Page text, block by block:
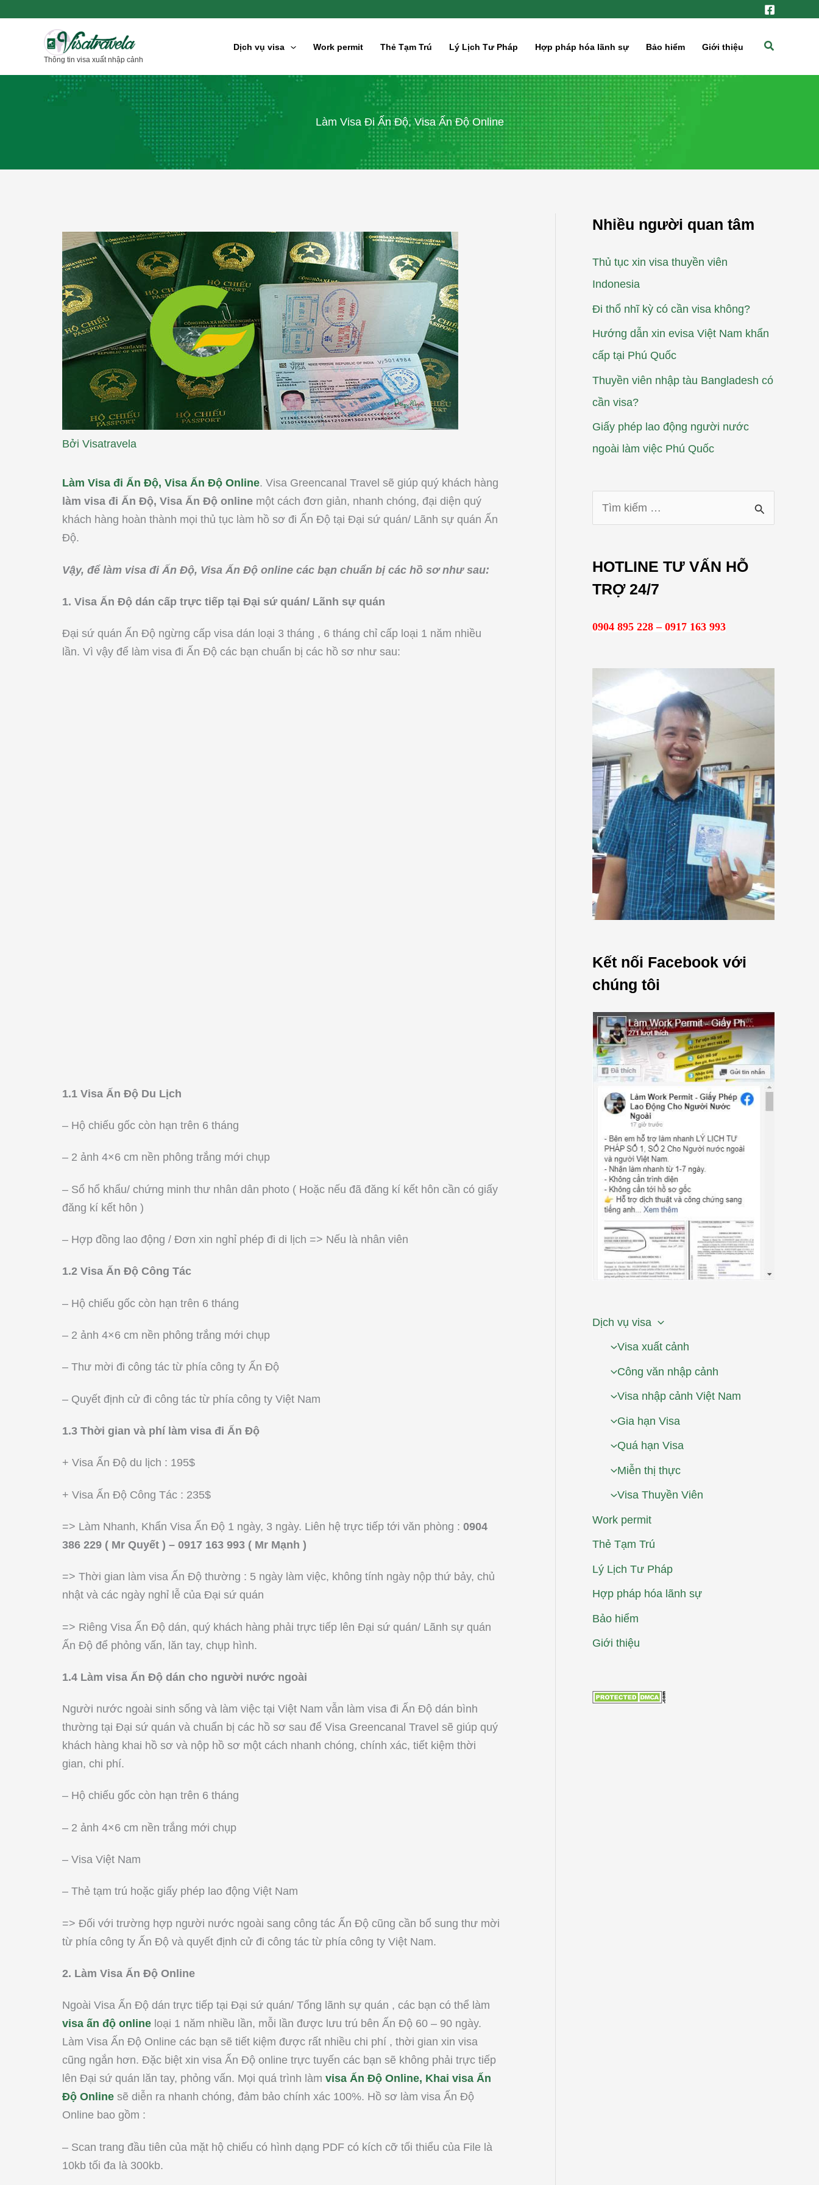
Thông tin visa xuất nhập cảnh
Dịch vụ visa Work permit Thẻ Tạm Trú Lý Lịch Tư Pháp Hợp pháp hóa lãnh sự Bảo hiểm Giới thiệu
Tìm
Làm Visa Đi Ấn Độ, Visa Ấn Độ Online
Bởi Visatravela
Làm Visa đi Ấn Độ, Visa Ấn Độ Online. Visa Greencanal Travel sẽ giúp quý khách hàng
làm visa đi Ấn Độ, Visa Ấn Độ online một cách đơn giản, nhanh chóng, đại diện quý
khách hàng hoàn thành mọi thủ tục làm hồ sơ đi Ấn Độ tại Đại sứ quán/ Lãnh sự quán Ấn
Độ.
Vậy, để làm visa đi Ấn Độ, Visa Ấn Độ online các bạn chuẩn bị các hồ sơ như sau:
1. Visa Ấn Độ dán cấp trực tiếp tại Đại sứ quán/ Lãnh sự quán
Đại sứ quán Ấn Độ ngừng cấp visa dán loại 3 tháng , 6 tháng chỉ cấp loại 1 năm nhiều
lần. Vì vậy để làm visa đi Ấn Độ các bạn chuẩn bị các hồ sơ như sau:
1.1 Visa Ấn Độ Du Lịch
– Hộ chiếu gốc còn hạn trên 6 tháng
– 2 ảnh 4×6 cm nền phông trắng mới chụp
– Sổ hổ khẩu/ chứng minh thư nhân dân photo ( Hoặc nếu đã đăng kí kết hôn cần có giấy
đăng kí kết hôn )
– Hợp đồng lao động / Đơn xin nghỉ phép đi di lịch => Nếu là nhân viên
1.2 Visa Ấn Độ Công Tác
– Hộ chiếu gốc còn hạn trên 6 tháng
– 2 ảnh 4×6 cm nền phông trắng mới chụp
– Thư mời đi công tác từ phía công ty Ấn Độ
– Quyết định cử đi công tác từ phía công ty Việt Nam
1.3 Thời gian và phí làm visa đi Ấn Độ
+ Visa Ấn Độ du lịch : 195$
+ Visa Ấn Độ Công Tác : 235$
=> Làm Nhanh, Khẩn Visa Ấn Độ 1 ngày, 3 ngày. Liên hệ trực tiếp tới văn phòng : 0904
386 229 ( Mr Quyết ) – 0917 163 993 ( Mr Mạnh )
=> Thời gian làm visa Ấn Độ thường : 5 ngày làm việc, không tính ngày nộp thứ bảy, chủ
nhật và các ngày nghỉ lễ của Đại sứ quán
=> Riêng Visa Ấn Độ dán, quý khách hàng phải trực tiếp lên Đại sứ quán/ Lãnh sự quán
Ấn Độ để phỏng vấn, lăn tay, chụp hình.
1.4 Làm visa Ấn Độ dán cho người nước ngoài
Người nước ngoài sinh sống và làm việc tại Việt Nam vẫn làm visa đi Ấn Độ dán bình
thường tại Đại sứ quán và chuẩn bị các hồ sơ sau để Visa Greencanal Travel sẽ giúp quý
khách hàng khai hồ sơ và nộp hồ sơ một cách nhanh chóng, chính xác, tiết kiệm thời
gian, chi phí.
– Hộ chiếu gốc còn hạn trên 6 tháng
– 2 ảnh 4×6 cm nền trắng mới chụp
– Visa Việt Nam
– Thẻ tạm trú hoặc giấy phép lao động Việt Nam
=> Đối với trường hợp người nước ngoài sang công tác Ấn Độ cũng cần bổ sung thư mời
từ phía công ty Ấn Độ và quyết định cử đi công tác từ phía công ty Việt Nam.
2. Làm Visa Ấn Độ Online
Ngoài Visa Ấn Độ dán trực tiếp tại Đại sứ quán/ Tổng lãnh sự quán , các bạn có thể làm
visa ấn độ online loại 1 năm nhiều lần, mỗi lần được lưu trú bên Ấn Độ 60 – 90 ngày.
Làm Visa Ấn Độ Online các bạn sẽ tiết kiệm được rất nhiều chi phí , thời gian xin visa
cũng ngắn hơn. Đặc biệt xin visa Ấn Độ online trực tuyến các bạn sẽ không phải trực tiếp
lên Đại sứ quán lăn tay, phỏng vấn. Mọi quá trình làm visa Ấn Độ Online, Khai visa Ấn
Độ Online sẽ diễn ra nhanh chóng, đảm bảo chính xác 100%. Hồ sơ làm visa Ấn Độ
Online bao gồm :
– Scan trang đầu tiên của mặt hộ chiếu có hình dạng PDF có kích cỡ tối thiểu của File là
10kb tối đa là 300kb.
Nhiều người quan tâm
Thủ tục xin visa thuyền viên
Indonesia
Đi thổ nhĩ kỳ có cần visa không?
Hướng dẫn xin evisa Việt Nam khẩn
cấp tại Phú Quốc
Thuyền viên nhập tàu Bangladesh có
cần visa?
Giấy phép lao động người nước
ngoài làm việc Phú Quốc
ế
:
HOTLINE TƯ VẤN HỖ
TRỢ 24/7
0904 895 228 – 0917 163 993
Kết nối Facebook với
chúng tôi
Dịch vụ visa
Visa xuất cảnh
Công văn nhập cảnh
Visa nhập cảnh Việt Nam
Gia hạn Visa
Quá hạn Visa
Miễn thị thực
Visa Thuyền Viên
Work permit
Thẻ Tạm Trú
Lý Lịch Tư Pháp
Hợp pháp hóa lãnh sự
Bảo hiểm
Giới thiệu